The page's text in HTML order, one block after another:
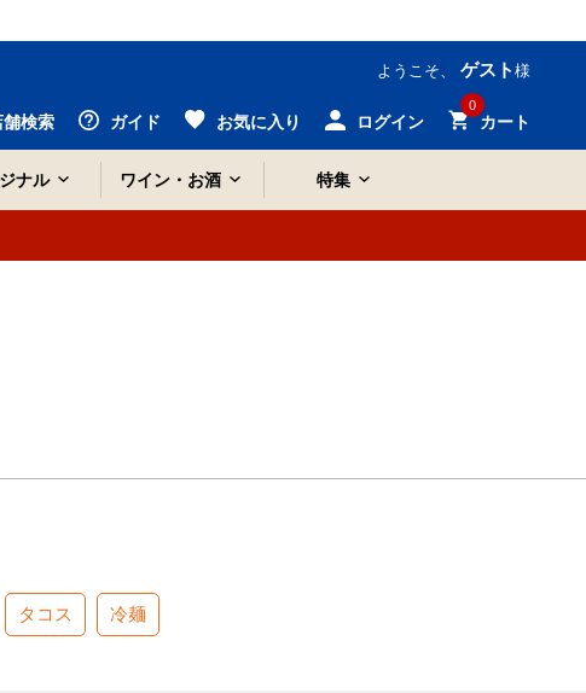
ようこそ、 ゲスト 様
舗検索 ガイド お気に入り ログイン
0
カート
ナル ワイン・お酒 特集
タコス 冷麺